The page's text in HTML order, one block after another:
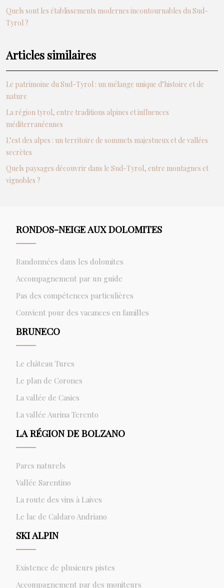
Quels sont les établissements modernes incontournables du Sud-
Tyrol ?
Articles similaires
Le patrimoine du Sud-Tyrol : un mélange unique d’histoire et de
nature
La région tyrol, entre traditions alpines et influences
méditerranéennes
L’est des alpes : un territoire de sommets majestueux et de vallées
secrètes
Quels paysages découvrir dans le Sud-Tyrol, entre montagnes et
vignobles ?
RONDOS-NEIGE AUX DOLOMITES
Randonnées dans les dolomites
Accompagnement par un guide
Pas des compétences particulières
Convient pour des vacances en familles
BRUNECO
Le château Tures
Le plan de Corones
La vallée de Casies
La vallée Aurina Terento
LA RÉGION DE BOLZANO
Parcs naturels
Vallée Sarentino
La route des vins à Laives
Le lac de Caldaro Andriano
SKI ALPIN
Existence de plusieurs pistes
Accompagnement par des moniteurs